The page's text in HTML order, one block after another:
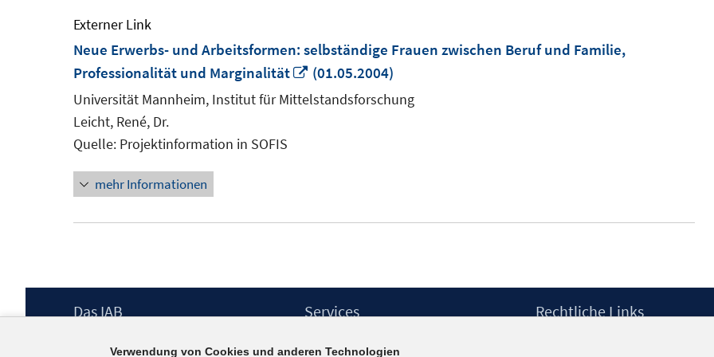
Externer Link
Neue Erwerbs- und Arbeitsformen: selbständige Frauen zwischen Beruf und Familie,
Professionalität und Marginalität
In
neuem
(01.05.2004)
Universität Mannheim, Institut für Mittelstandsforschung
Leicht, René, Dr.
Quelle: Projektinformation in SOFIS
mehr Informationen
Footer
Das IAB Services Rechtliche Links
Verwendung von Cookies und anderen Technologien